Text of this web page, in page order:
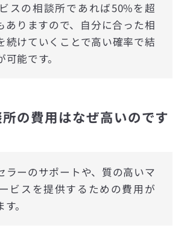
スの相談所であれば50%を超
ありますので、自分に合った相
続けていくことで高い確率で結
能です。
の費用はなぜ高いのです
ラーのサポートや、質の高いマ
ビスを提供するための費用が
。